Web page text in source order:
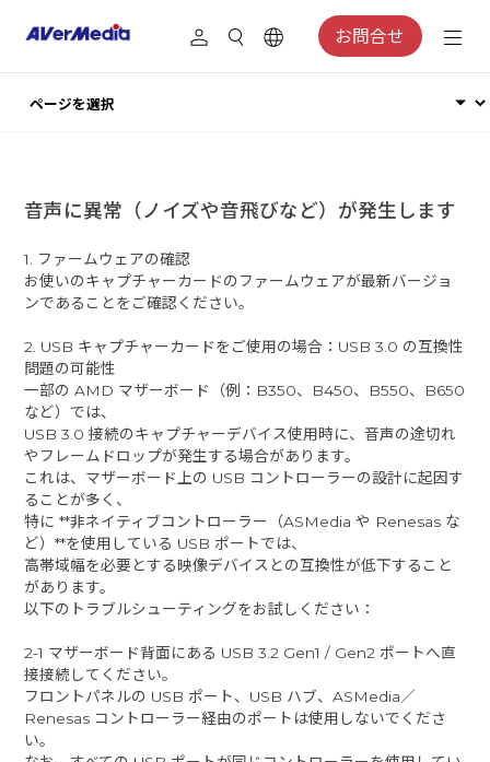
お問合せ
音声に異常（ノイズや音飛びなど）が発生します
1. ファームウェアの確認
お使いのキャプチャーカードのファームウェアが最新バージョ
ンであることをご確認ください。
2. USB キャプチャーカードをご使用の場合：USB 3.0 の互換性
問題の可能性
一部の AMD マザーボード（例：B350、B450、B550、B650
など）では、
USB 3.0 接続のキャプチャーデバイス使用時に、音声の途切れ
やフレームドロップが発生する場合があります。
これは、マザーボード上の USB コントローラーの設計に起因す
ることが多く、
特に **非ネイティブコントローラー（ASMedia や Renesas な
ど）**を使用している USB ポートでは、
高帯域幅を必要とする映像デバイスとの互換性が低下すること
があります。
以下のトラブルシューティングをお試しください：
2-1 マザーボード背面にある USB 3.2 Gen1 / Gen2 ポートへ直
接接続してください。
フロントパネルの USB ポート、USB ハブ、ASMedia／
Renesas コントローラー経由のポートは使用しないでくださ
い。